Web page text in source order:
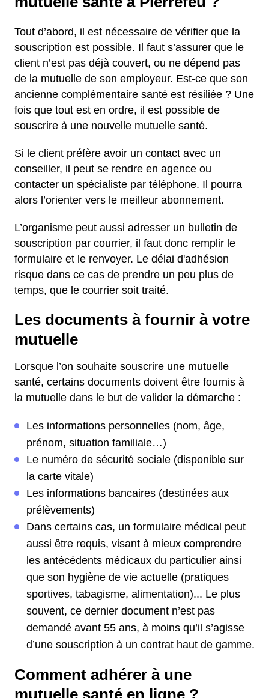
Tout d’abord, il est nécessaire de vérifier que la
souscription est possible. Il faut s’assurer que le
client n’est pas déjà couvert, ou ne dépend pas
de la mutuelle de son employeur. Est-ce que son
ancienne complémentaire santé est résiliée ? Une
fois que tout est en ordre, il est possible de
souscrire à une nouvelle mutuelle santé.
Si le client préfère avoir un contact avec un
conseiller, il peut se rendre en agence ou
contacter un spécialiste par téléphone. Il pourra
alors l’orienter vers le meilleur abonnement.
L’organisme peut aussi adresser un bulletin de
souscription par courrier, il faut donc remplir le
formulaire et le renvoyer. Le délai d'adhésion
risque dans ce cas de prendre un peu plus de
temps, que le courrier soit traité.
Les documents à fournir à votre
mutuelle
Lorsque l’on souhaite souscrire une mutuelle
santé, certains documents doivent être fournis à
la mutuelle dans le but de valider la démarche :
Les informations personnelles (nom, âge,
prénom, situation familiale…)
Le numéro de sécurité sociale (disponible sur
la carte vitale)
Les informations bancaires (destinées aux
prélèvements)
Dans certains cas, un formulaire médical peut
aussi être requis, visant à mieux comprendre
les antécédents médicaux du particulier ainsi
que son hygiène de vie actuelle (pratiques
sportives, tabagisme, alimentation)... Le plus
souvent, ce dernier document n’est pas
demandé avant 55 ans, à moins qu’il s’agisse
d’une souscription à un contrat haut de gamme.
Comment adhérer à une
mutuelle santé en ligne ?